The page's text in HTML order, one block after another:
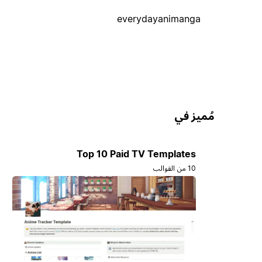
everydayanimanga
مُميز في
Top 10 Paid TV Templates
10 من القوالب